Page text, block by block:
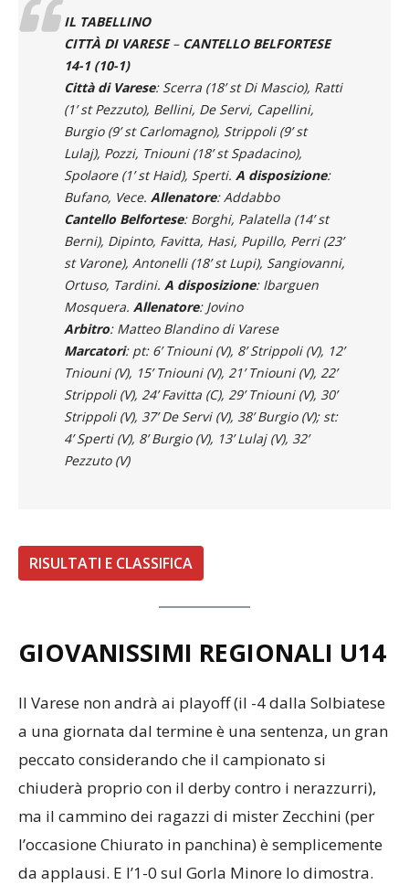
IL TABELLINO
CITTÀ DI VARESE– CANTELLO BELFORTESE
14-1 (10-1)
Città di Varese: Scerra (18’ st Di Mascio), Ratti
(1’ st Pezzuto), Bellini, De Servi, Capellini,
Burgio (9’ st Carlomagno), Strippoli (9’ st
Lulaj), Pozzi, Tniouni (18’ st Spadacino),
Spolaore (1’ st Haid), Sperti. A disposizione:
Bufano, Vece. Allenatore: Addabbo
Cantello Belfortese: Borghi, Palatella (14’ st
Berni), Dipinto, Favitta, Hasi, Pupillo, Perri (23’
st Varone), Antonelli (18’ st Lupi), Sangiovanni,
Ortuso, Tardini. A disposizione: Ibarguen
Mosquera. Allenatore: Jovino
Arbitro: Matteo Blandino di Varese
Marcatori: pt: 6’ Tniouni (V), 8’ Strippoli (V), 12’
Tniouni (V), 15’ Tniouni (V), 21’ Tniouni (V), 22’
Strippoli (V), 24’ Favitta (C), 29’ Tniouni (V), 30’
Strippoli (V), 37’ De Servi (V), 38’ Burgio (V); st:
4’ Sperti (V), 8’ Burgio (V), 13’ Lulaj (V), 32’
Pezzuto (V)
RISULTATI E CLASSIFICA
GIOVANISSIMI REGIONALI U14
Il Varese non andrà ai playoff (il -4 dalla Solbiatese
a una giornata dal termine è una sentenza, un gran
peccato considerando che il campionato si
chiuderà proprio con il derby contro i nerazzurri),
ma il cammino dei ragazzi di mister Zecchini (per
l’occasione Chiurato in panchina) è semplicemente
da applausi. E l’1-0 sul Gorla Minore lo dimostra.